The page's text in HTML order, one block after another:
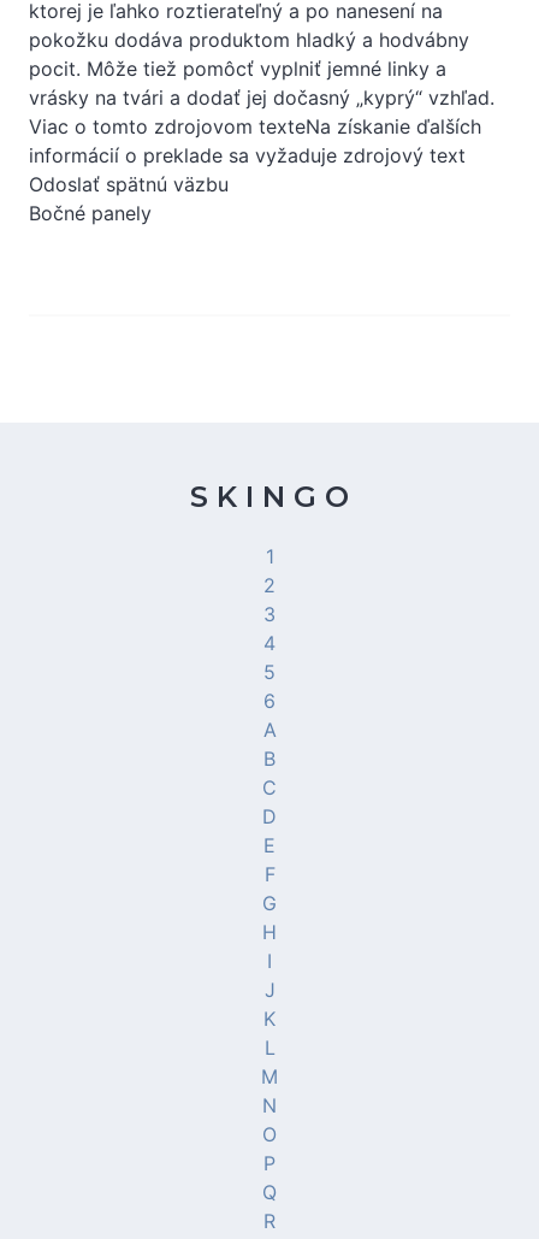
ktorej je ľahko roztierateľný a po nanesení na
pokožku dodáva produktom hladký a hodvábny
pocit. Môže tiež pomôcť vyplniť jemné linky a
vrásky na tvári a dodať jej dočasný „kyprý“ vzhľad.
Viac o tomto zdrojovom texteNa získanie ďalších
informácií o preklade sa vyžaduje zdrojový text
Odoslať spätnú väzbu
Bočné panely
S K I N G O
1
2
3
4
5
6
A
B
C
D
E
F
G
H
I
J
K
L
M
N
O
P
Q
R